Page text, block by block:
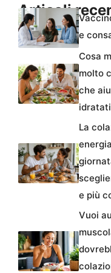
Articoli
e
Cosa
molto
che
La
e più
Vuoi